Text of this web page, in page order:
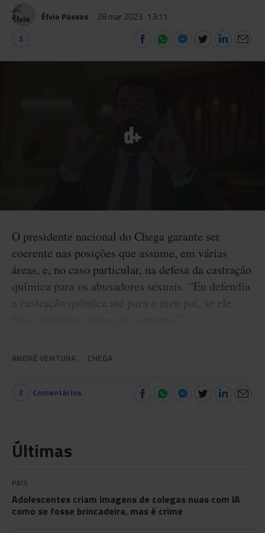
Élvio Passos 28 mar 2023 13:11
3
O presidente nacional do Chega garante ser
coerente nas posições que assume, em várias
áreas, e, no caso particular, na defesa da castração
química para os abusadores sexuais. “Eu defendia
a castração química até para o meu pai, se ele
ANDRÉ VENTURA CHEGA
3 Comentários
Últimas
PAÍS
Adolescentes criam imagens de colegas nuas com IA
como se fosse brincadeira, mas é crime